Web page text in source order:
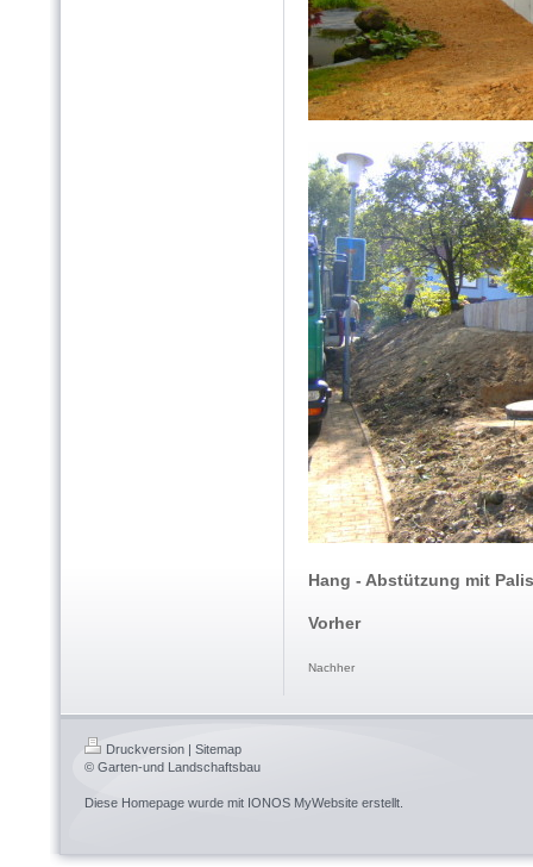
Hang - Abstützung mit
Vorher
Nachher
Druckversion | Sitemap
© Garten-und Landschaftsbau
Diese Homepage wurde mit IONOS MyWebsite erstellt.